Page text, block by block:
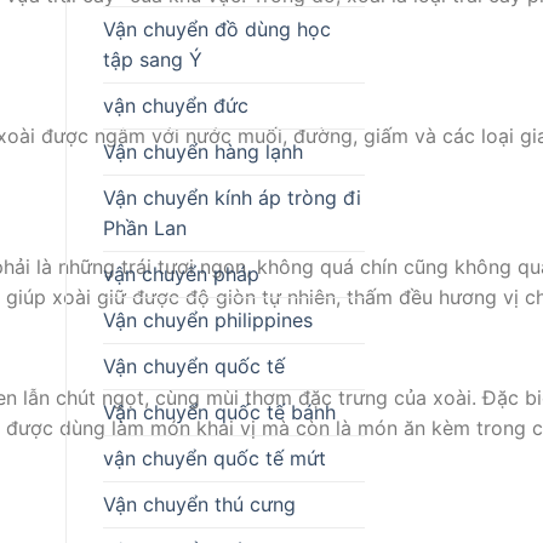
được ngâm với nước muối, đường, giấm và các loại
là những trái tươi ngon, không quá chín cũng không
xoài giữ được độ giòn tự nhiên, thấm đều hương vị
lẫn chút ngọt, cùng mùi thơm đặc trưng của xoài. Đặc
dùng làm món khai vị mà còn là món ăn kèm trong
Vận chuyển đồ dùng học
tập sang Ý
vận chuyển đức
Vận chuyển hàng lạnh
Vận chuyển kính áp tròng đi
Phần Lan
vận chuyển pháp
Vận chuyển philippines
Vận chuyển quốc tế
Vận chuyển quốc tế bánh
vận chuyển quốc tế mứt
Vận chuyển thú cưng